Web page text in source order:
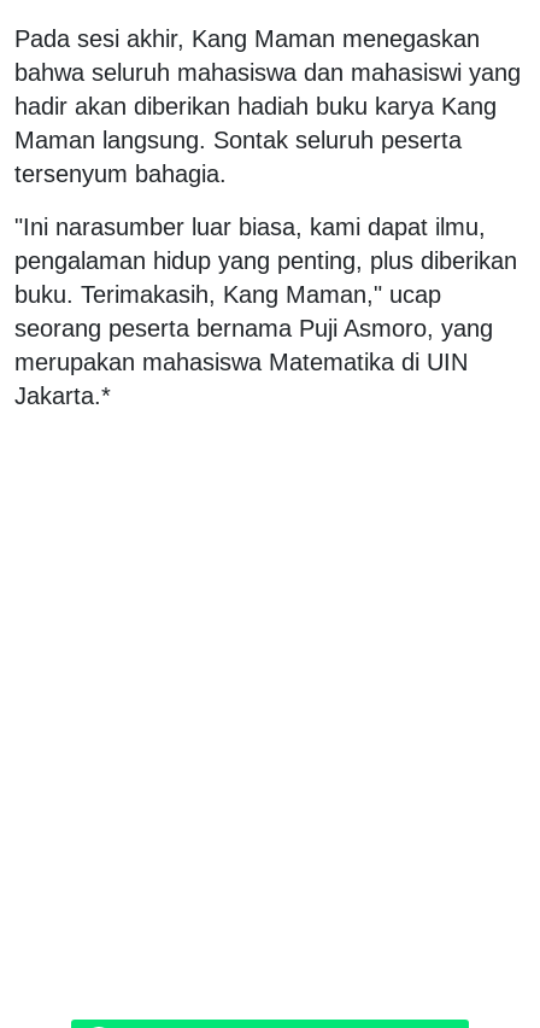
Pada sesi akhir, Kang Maman menegaskan
bahwa seluruh mahasiswa dan mahasiswi yang
hadir akan diberikan hadiah buku karya Kang
Maman langsung. Sontak seluruh peserta
tersenyum bahagia.
"Ini narasumber luar biasa, kami dapat ilmu,
pengalaman hidup yang penting, plus diberikan
buku. Terimakasih, Kang Maman," ucap
seorang peserta bernama Puji Asmoro, yang
merupakan mahasiswa Matematika di UIN
Jakarta.*